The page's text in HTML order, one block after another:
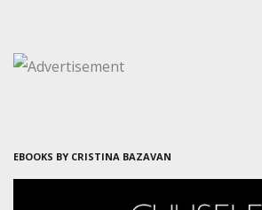
EBOOKS BY CRISTINA BAZAVAN